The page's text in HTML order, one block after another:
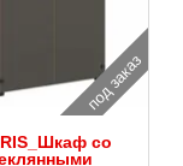
под заказ
со